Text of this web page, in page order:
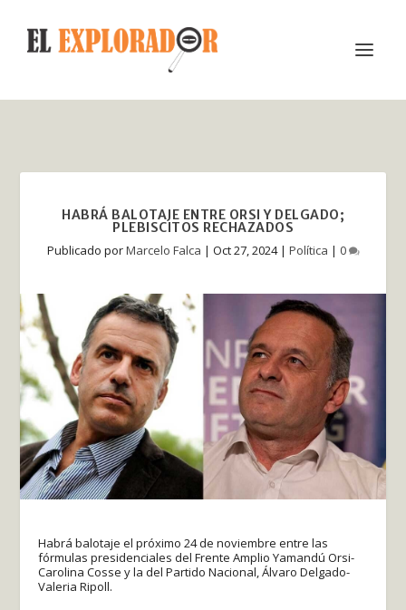
HABRÁ BALOTAJE ENTRE ORSI Y DELGADO;
PLEBISCITOS RECHAZADOS
Publicado porMarcelo Falca | Oct 27, 2024| Política | 0
Habrá balotaje el próximo 24 de noviembre entre las
fórmulas presidenciales del Frente Amplio Yamandú Orsi-
Carolina Cosse y la del Partido Nacional, Álvaro Delgado-
Valeria Ripoll.